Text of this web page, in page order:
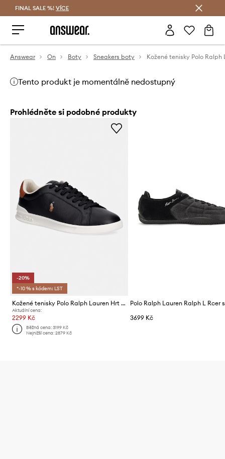
FINAL SALE %! VÍCE
Answear On Boty Sneakers boty
Tento produkt je momentálně nedostupný
Prohlédněte si podobné produkty
-20%
*-10 % s kódem: LST
Kožené tenisky Polo Ralph Lauren Hrt Crt II
Aktuální cena:
2299 Kč
Běžná cena:3199 Kč
Nejnižší cena:2879 Kč
3699 Kč